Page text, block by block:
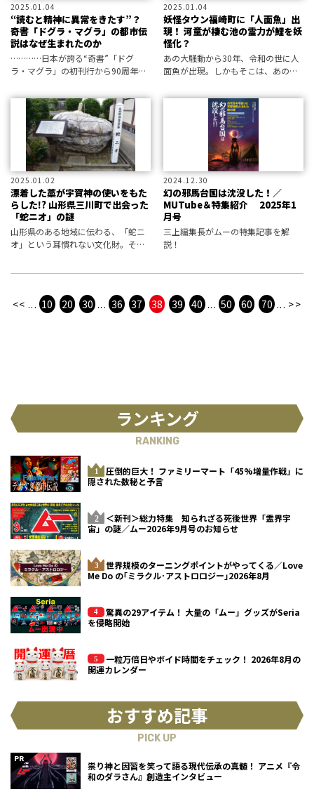
2025.01.04
“読むと精神に異常をきたす”？
奇書「ドグラ・マグラ」の都市伝
説はなぜ生まれたのか
…………日本が誇る“奇書”「ドグ
ラ・マグラ」の初刊行から90周年。
る時代になったが……各位、読むと
きは冷静に正気を保ってほしい。
2025.01.04
妖怪タウン福崎町に「人面魚」出
現！ 河童が棲む池の霊力が鯉を妖
怪化？
あの大騒動から30年、令和の世に人
面魚が出現。しかもそこは、あの世
2025.01.02
漂着した藁が宇賀神の使いをもた
らした!? 山形県三川町で出会った
「蛇ニオ」の謎
山形県のある地域に伝わる、「蛇ニ
オ」という耳慣れない文化財。そこ
2024.12.30
幻の邪馬台国は沈没した！／
MUTube＆特集紹介 2025年1
月号
三上編集長がムーの特集記事を解
説！
<< ... 10 20 30 ... 36 37 38 39 40 ... 50 60 70 ... >>
ランキング
RANKING
圧倒的巨大！ ファミリーマート「45%増量作戦」に
隠された数秘と予言
＜新刊＞総力特集 知られざる死後世界「霊界宇
宙」の謎／ムー2026年9月号のお知らせ
世界規模のターニングポイントがやってくる／Love
Me Do の｢ミラクル･アストロロジー｣2026年8月
驚異の29アイテム！ 大量の「ムー」グッズがSeria
を侵略開始
一粒万倍日やボイド時間をチェック！ 2026年8月の
開運カレンダー
おすすめ記事
PICK UP
祟り神と因習を笑って語る現代伝承の真髄！ アニメ『令
和のダラさん』創造主インタビュー